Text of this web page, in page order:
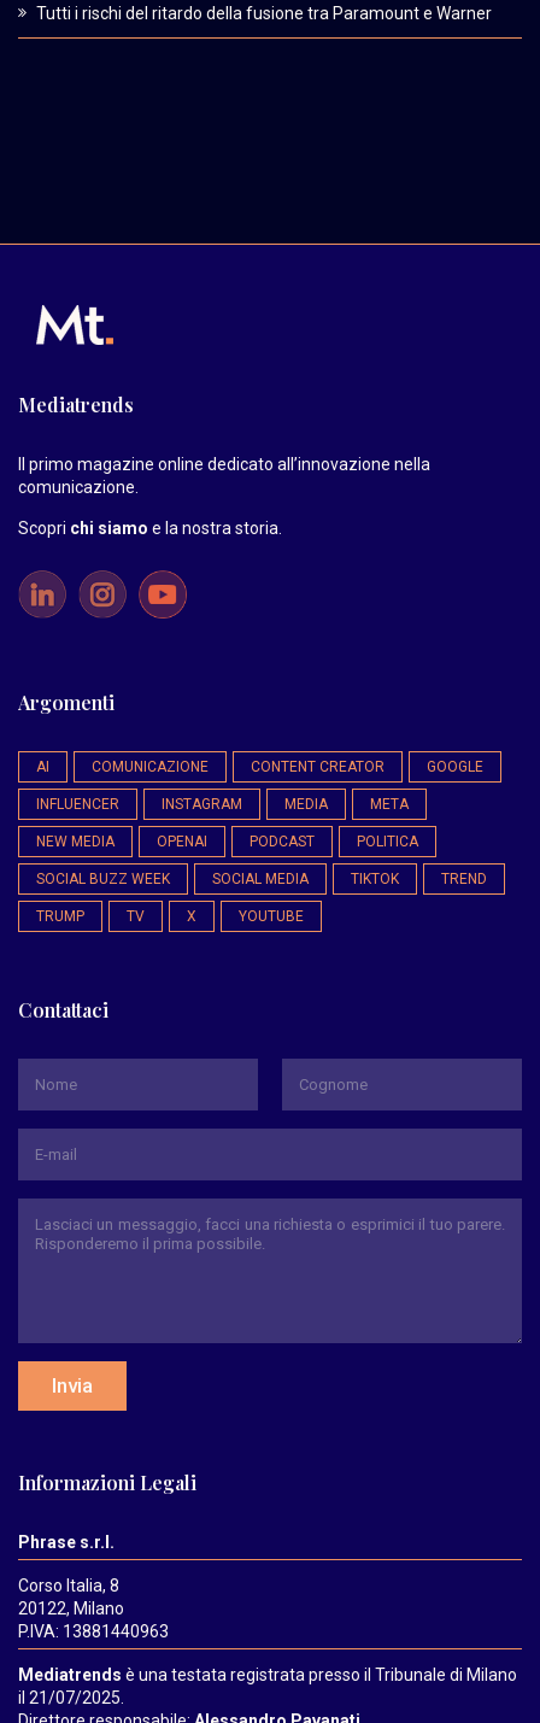
Tutti i rischi del ritardo della fusione tra Paramount e Warner
Mediatrends
Il primo magazine online dedicato all’innovazione nella
comunicazione.
Scopri chi siamo e la nostra storia
Argomenti
AI COMUNICAZIONE CONTENT CREATOR GOOGLE
INFLUENCER INSTAGRAM MEDIA META
NEW MEDIA OPENAI PODCAST POLITICA
SOCIAL BUZZ WEEK SOCIAL MEDIA TIKTOK TREND
TRUMP TV X YOUTUBE
Contattaci
Invia
Informazioni Legali
Phrase s.r.l.
Corso Italia, 8
20122, Milano
P.IVA: 13881440963
Mediatrends è una testata registrata presso il Tribunale di Milano
il 21/07/2025.